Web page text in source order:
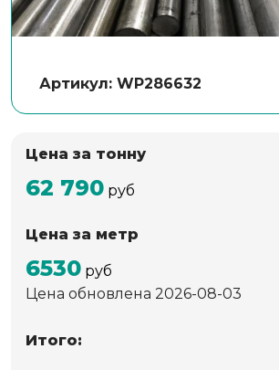
Артикул: WP286632
Цена за тонну
62 790 руб
Цена за метр
6530 руб
Цена обновлена 2026-08-03
Итого: